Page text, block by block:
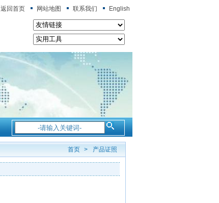
返回首页 网站地图 联系我们 English
首页 > 产品证照